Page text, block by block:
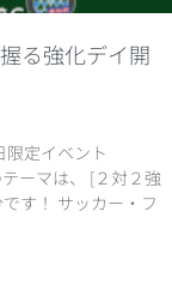
る強化デイ開
限定イベント
テーマは、 [２対２強
す！ サッカー・フ